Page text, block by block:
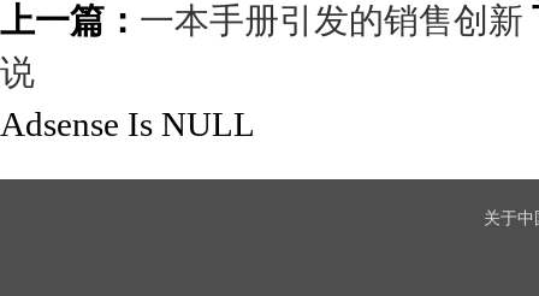
上一篇： 一本手册引发的销售创新
说
Adsense Is NULL
关于中